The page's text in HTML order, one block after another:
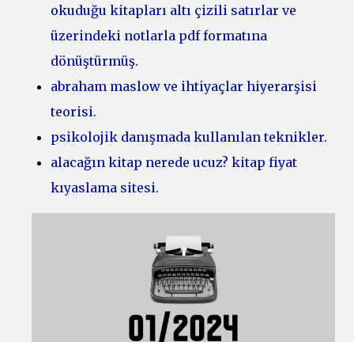
okuduğu kitapları altı çizili satırlar ve
üzerindeki notlarla pdf formatına
dönüştürmüş.
abraham maslow ve ihtiyaçlar hiyerarşisi
teorisi.
psikolojik danışmada kullanılan teknikler.
alacağın kitap nerede ucuz? kitap fiyat
kıyaslama sitesi.